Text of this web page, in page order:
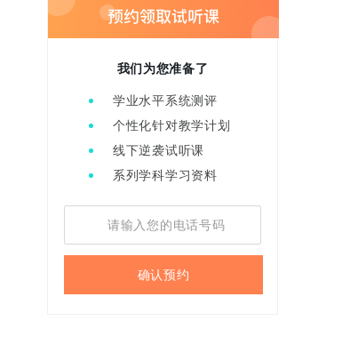
我们为您准备了
学业水平系统测评
个性化针对教学计划
线下逆袭试听课
系列学科学习资料
确认预约